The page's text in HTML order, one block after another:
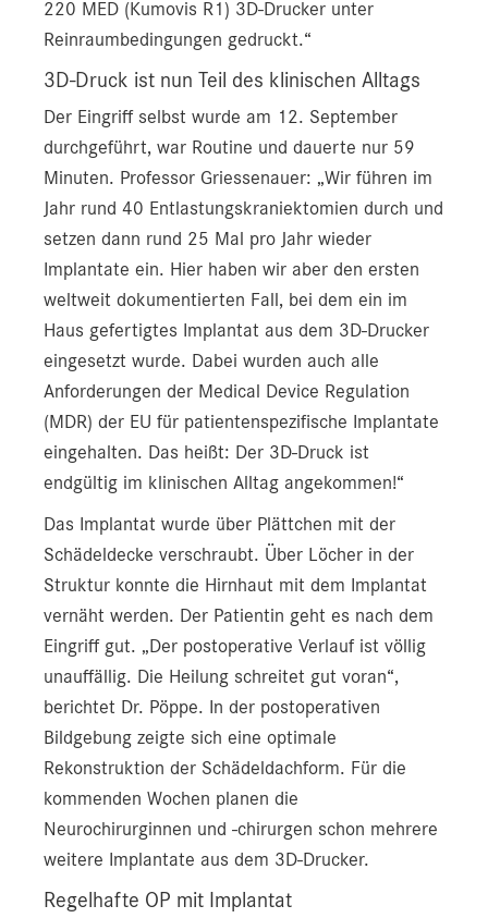
220 MED (Kumovis R1) 3D-Drucker unter
Reinraumbedingungen gedruckt.“
3D-Druck ist nun Teil des klinischen Alltags
Der Eingriff selbst wurde am 12. September
durchgeführt, war Routine und dauerte nur 59
Minuten. Professor Griessenauer: „Wir führen im
Jahr rund 40 Entlastungskraniektomien durch und
setzen dann rund 25 Mal pro Jahr wieder
Implantate ein. Hier haben wir aber den ersten
weltweit dokumentierten Fall, bei dem ein im
Haus gefertigtes Implantat aus dem 3D-Drucker
eingesetzt wurde. Dabei wurden auch alle
Anforderungen der Medical Device Regulation
(MDR) der EU für patientenspezifische Implantate
eingehalten. Das heißt: Der 3D-Druck ist
endgültig im klinischen Alltag angekommen!“
Das Implantat wurde über Plättchen mit der
Schädeldecke verschraubt. Über Löcher in der
Struktur konnte die Hirnhaut mit dem Implantat
vernäht werden. Der Patientin geht es nach dem
Eingriff gut. „Der postoperative Verlauf ist völlig
unauffällig. Die Heilung schreitet gut voran“,
berichtet Dr. Pöppe. In der postoperativen
Bildgebung zeigte sich eine optimale
Rekonstruktion der Schädeldachform. Für die
kommenden Wochen planen die
Neurochirurginnen und -chirurgen schon mehrere
weitere Implantate aus dem 3D-Drucker.
Regelhafte OP mit Implantat